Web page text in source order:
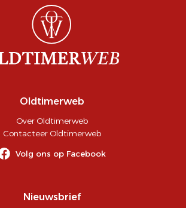
Oldtimerweb
Over Oldtimerweb
Contacteer Oldtimerweb
Volg ons op Facebook
Nieuwsbrief